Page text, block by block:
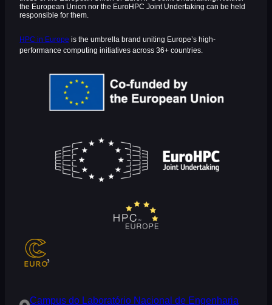
the European Union nor the EuroHPC Joint Undertaking can be held
responsible for them.
HPC in Europe is the umbrella brand uniting Europe’s high-
performance computing initiatives across 36+ countries.
Campus do Laboratório Nacional de Engenharia